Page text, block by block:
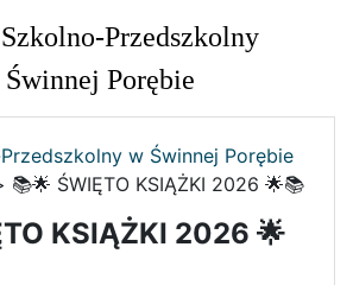
Szkolno-Przedszkolny
Porębie
w Świnnej Porębie
📚🌟 ŚWIĘTO KSIĄŻKI 2026 🌟📚
KSIĄŻKI 2026 🌟